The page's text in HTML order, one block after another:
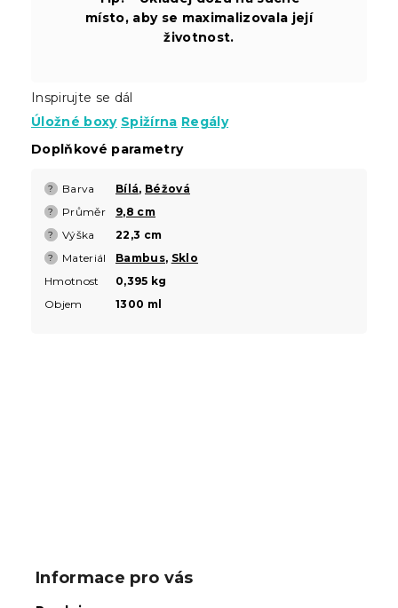
místo, aby se maximalizovala její
životnost.
Inspirujte se dál
Úložné boxy Spižírna Regály
Doplňkové parametry
? Barva Bílá, Béžová
? Průměr 9,8 cm
? Výška 22,3 cm
? Materiál Bambus, Sklo
Hmotnost
0,395 kg
Objem
1300 ml
Informace pro vás